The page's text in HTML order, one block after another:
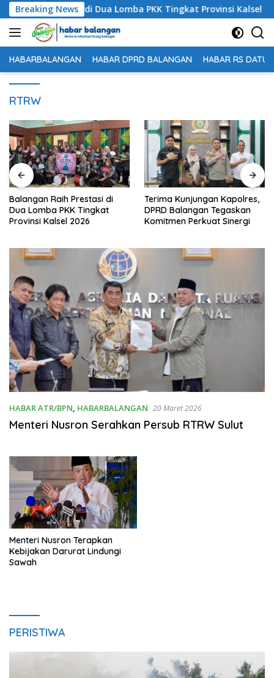
Langsung
ke
konten
Breaking News
Raih Prestasi di Dua Lomba PKK Tingkat Provinsi Kalsel 2026
HABARBALANGAN HABAR DPRD BALANGAN HABAR RS DATU
RTRW
Raih Prestasi di
PKK Tingkat
2026
Terima Kunjungan Kapolres,
DPRD Balangan Tegaskan
Komitmen Perkuat Sinergi
Dasar
HABAR ATR/BPN, HABARBALANGAN 20 Maret 2026
Menteri Nusron Serahkan Persub RTRW Sulut
Menteri Nusron Terapkan
Kebijakan Darurat Lindungi
Sawah
PERISTIWA